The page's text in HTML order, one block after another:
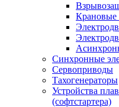
Крановые
Синхронные
Сервоприводы
Тахогенераторы
Устройства
(софтстартера)